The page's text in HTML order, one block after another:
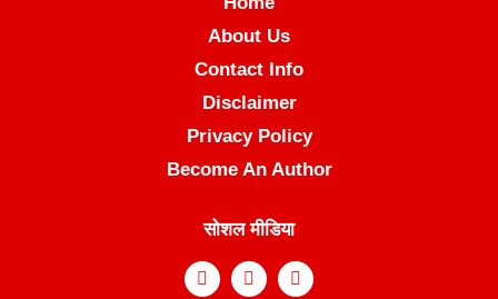
About Us
Contact Info
Disclaimer
Privacy Policy
Become An Author
सोशल मीडिया